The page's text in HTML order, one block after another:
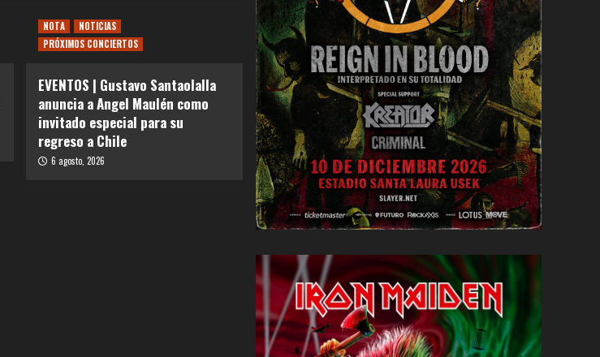
NOTA
NOTICIAS
PRÓXIMOS CONCIERTOS
EVENTOS | Gustavo Santaolalla
anuncia a Angel Maulén como
invitado especial para su
regreso a Chile
6 agosto, 2026